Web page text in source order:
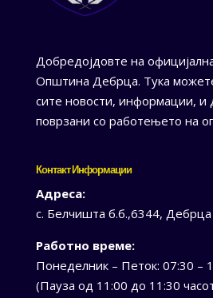
Добредојдовте на
Општина Дебрца. Тука
сите новости, информации, и
поврзани со работењето на
Контакт Информации
Адреса:
с. Белчишта б.б.,6344, Дебрца
Работно време:
Понеделник – Петок: 07:30 –
(Пауза од 11:00 до 11:30